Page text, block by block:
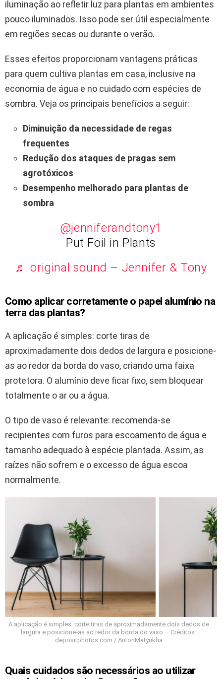
iluminação ao refletir luz para plantas em ambientes
pouco iluminados. Isso pode ser útil especialmente
em regiões secas ou durante o verão.
Esses efeitos proporcionam vantagens práticas
para quem cultiva plantas em casa, inclusive na
economia de água e no cuidado com espécies de
sombra. Veja os principais benefícios a seguir:
Diminuição da necessidade de regas
frequentes
Redução dos ataques de pragas sem
agrotóxicos
Desempenho melhorado para plantas de
sombra
@jenniferandtony1
Put Foil in Plants
♬ original sound – Jennifer & Tony
Como aplicar corretamente o papel alumínio na
terra das plantas?
A aplicação é simples: corte tiras de
aproximadamente dois dedos de largura e posicione-
as ao redor da borda do vaso, criando uma faixa
protetora. O alumínio deve ficar fixo, sem bloquear
totalmente o ar ou a água.
O tipo de vaso é relevante: recomenda-se
recipientes com furos para escoamento de água e
tamanho adequado à espécie plantada. Assim, as
raízes não sofrem e o excesso de água escoa
normalmente.
A aplicação é simples: corte tiras de aproximadamente dois dedos de
largura e posicione-as ao redor da borda do vaso – Créditos:
depositphotos.com / AntonMatyukha
Quais cuidados são necessários ao utilizar